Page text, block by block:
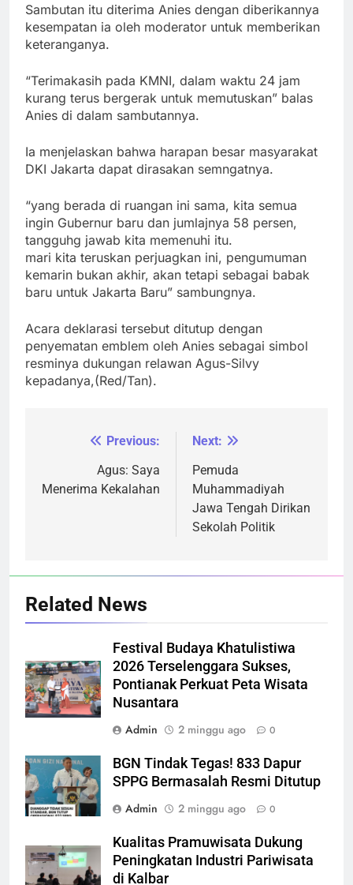
Sambutan itu diterima Anies dengan diberikannya
kesempatan ia oleh moderator untuk memberikan
keteranganya.
“Terimakasih pada KMNI, dalam waktu 24 jam
kurang terus bergerak untuk memutuskan” balas
Anies di dalam sambutannya.
Ia menjelaskan bahwa harapan besar masyarakat
DKI Jakarta dapat dirasakan semngatnya.
“yang berada di ruangan ini sama, kita semua
ingin Gubernur baru dan jumlajnya 58 persen,
tangguhg jawab kita memenuhi itu.
mari kita teruskan perjuagkan ini, pengumuman
kemarin bukan akhir, akan tetapi sebagai babak
baru untuk Jakarta Baru” sambungnya.
Acara deklarasi tersebut ditutup dengan
penyematan emblem oleh Anies sebagai simbol
resminya dukungan relawan Agus-Silvy
kepadanya,(Red/Tan).
NavigasiPrevious:
Agus: Saya
Menerima Kekalahan
Next:
Pemuda
Muhammadiyah
Jawa Tengah Dirikan
Sekolah Politik
Related News
Festival Budaya Khatulistiwa
2026 Terselenggara Sukses,
Pontianak Perkuat Peta Wisata
Nusantara
Admin
2 minggu ago 0
BGN Tindak Tegas! 833 Dapur
SPPG Bermasalah Resmi Ditutup
Admin
2 minggu ago 0
Kualitas Pramuwisata Dukung
Peningkatan Industri Pariwisata
di Kalbar